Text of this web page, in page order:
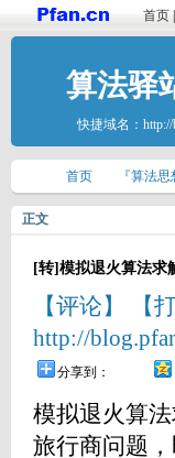
首页
算法驿
快捷域名：
首页 『算法思
正文
[转]模拟退火算法求
【评论】 【
http://
分享到：
模拟退火算
旅行商问题，